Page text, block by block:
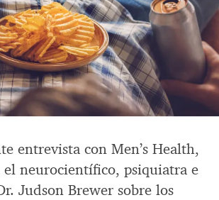
entrevista con Men’s Health,
el neurocientífico, psiquiatra e
Judson Brewer sobre los